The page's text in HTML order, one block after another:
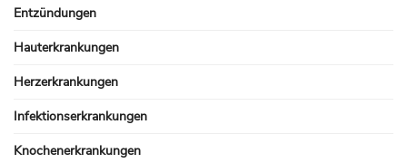
Entzündungen
Hauterkrankungen
Herzerkrankungen
Infektionserkrankungen
Knochenerkrankungen